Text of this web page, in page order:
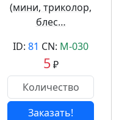
(мини, триколор,
блес…
ID: 81 CN: М-030
5₽
Заказать!